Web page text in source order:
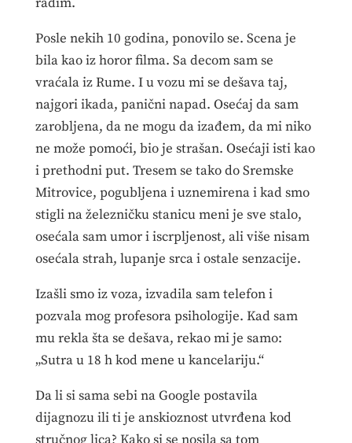
Posle nekih 10 godina, ponovilo se. Scena je
bila kao iz horor filma. Sa decom sam se
vraćala iz Rume. I u vozu mi se dešava taj,
najgori ikada, panični napad. Osećaj da sam
zarobljena, da ne mogu da izađem, da mi niko
ne može pomoći, bio je strašan. Osećaji isti kao
i prethodni put. Tresem se tako do Sremske
Mitrovice, pogubljena i uznemirena i kad smo
stigli na železničku stanicu meni je sve stalo,
osećala sam umor i iscrpljenost, ali više nisam
osećala strah, lupanje srca i ostale senzacije.
Izašli smo iz voza, izvadila sam telefon i
pozvala mog profesora psihologije. Kad sam
mu rekla šta se dešava, rekao mi je samo:
„Sutra u 18 h kod mene u kancelariju.“
Da li si sama sebi na Google postavila
dijagnozu ili ti je anskioznost utvrđena kod